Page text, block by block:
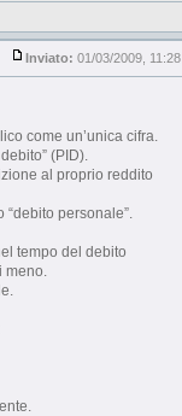
Inviato: 01/03/2009, 11:28
come un’unica cifra.
(PID).
al proprio reddito
personale”.
tempo del debito
meno.